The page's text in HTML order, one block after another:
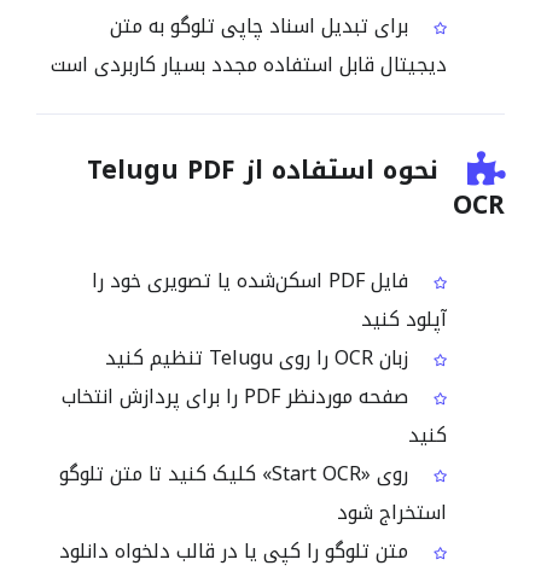
برای تبدیل اسناد چاپی تلوگو به متن
دیجیتال قابل استفاده مجدد بسیار کاربردی است
نحوه استفاده از Telugu PDF
OCR
فایل PDF اسکن‌شده یا تصویری خود را
آپلود کنید
زبان OCR را روی Telugu تنظیم کنید
صفحه موردنظر PDF را برای پردازش انتخاب
کنید
روی «Start OCR» کلیک کنید تا متن تلوگو
استخراج شود
متن تلوگو را کپی یا در قالب دلخواه دانلود